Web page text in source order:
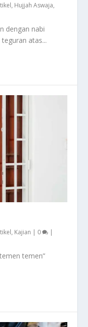
, Hujjah Aswaja,
dengan nabi
atas...
, Kajian 0
temen”